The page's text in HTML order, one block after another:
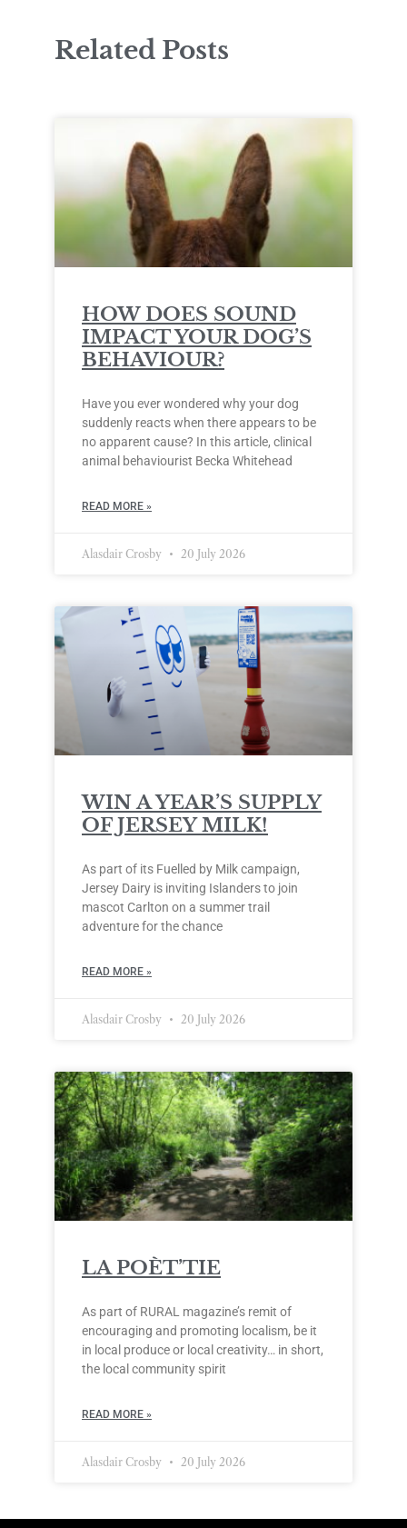
Related Posts
HOW DOES SOUND
IMPACT YOUR DOG’S
BEHAVIOUR?
Have you ever wondered why your dog
suddenly reacts when there appears to be
no apparent cause? In this article, clinical
animal behaviourist Becka Whitehead
READ MORE »
Alasdair Crosby 20 July 2026
WIN A YEAR’S SUPPLY
OF JERSEY MILK!
As part of its Fuelled by Milk campaign,
Jersey Dairy is inviting Islanders to join
mascot Carlton on a summer trail
adventure for the chance
READ MORE »
Alasdair Crosby 20 July 2026
LA POÈT’TIE
As part of RURAL magazine’s remit of
encouraging and promoting localism, be it
in local produce or local creativity… in short,
the local community spirit
READ MORE »
Alasdair Crosby 20 July 2026